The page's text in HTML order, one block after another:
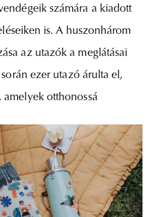
számára a kiadott
is. A huszonhárom
az utazók a meglátásai
ezer utazó árulta el,
amelyek otthonossá